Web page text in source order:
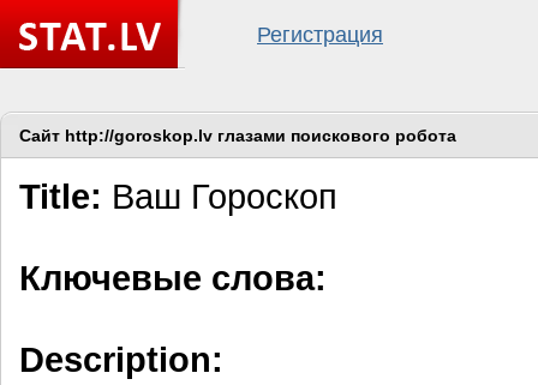
Регистрация
Сайт http://goroskop.lv глазами поискового робота
Title: Ваш Гороскоп
Ключевые слова:
Description: